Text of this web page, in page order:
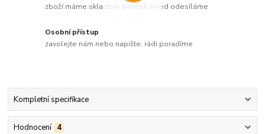
zboží máme skladem, balíček ihned odesíláme
Osobní přístup
zavolejte nám nebo napište, rádi poradíme
Kompletní specifikace
Hodnocení 4